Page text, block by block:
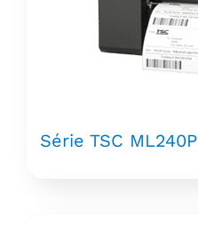
Série TSC ML240P